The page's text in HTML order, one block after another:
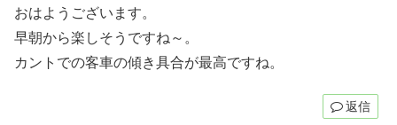
おはようございます。
早朝から楽しそうですね～。
カントでの客車の傾き具合が最高ですね。
返信